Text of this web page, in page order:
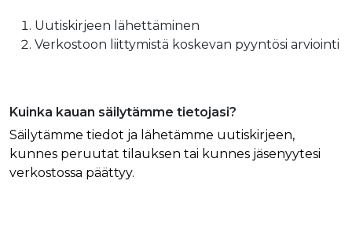
Uutiskirjeen lähettäminen
Verkostoon liittymistä koskevan pyyntösi arviointi
Kuinka kauan säilytämme tietojasi?
Säilytämme tiedot ja lähetämme uutiskirjeen,
kunnes peruutat tilauksen tai kunnes jäsenyytesi
verkostossa päättyy.